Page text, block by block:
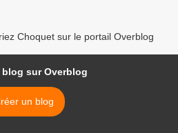
Choquet sur le portail Overblog
blog sur Overblog
un blog